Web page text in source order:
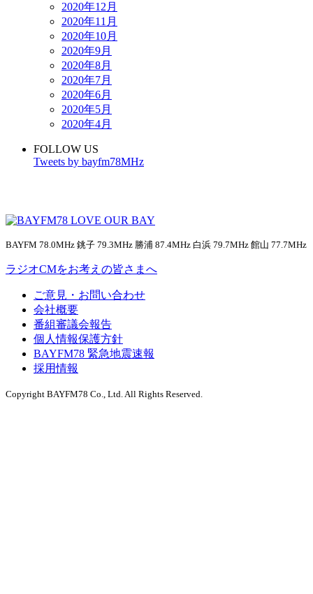
2020年12月
2020年11月
2020年10月
2020年9月
2020年8月
2020年7月
2020年6月
2020年5月
2020年4月
FOLLOW US
Tweets by bayfm78MHz
BAYFM 78.0MHz 銚子 79.3MHz 勝浦 87.4MHz 白浜 79.7MHz 館山 77.7MHz
ラジオCMをお考えの皆さまへ
ご意見・お問い合わせ
会社概要
番組審議会報告
個人情報保護方針
BAYFM78 緊急地震速報
採用情報
Copyright BAYFM78 Co., Ltd. All Rights Reserved.